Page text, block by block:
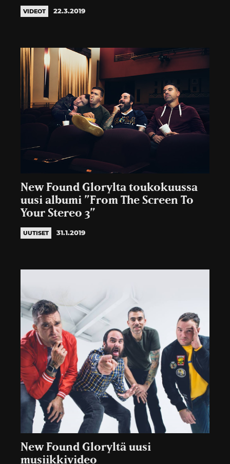
VIDEOT 22.3.2019
New Found Glorylta toukokuussa
uusi albumi ”From The Screen To
Your Stereo 3”
UUTISET 31.1.2019
New Found Gloryltä uusi
musiikkivideo